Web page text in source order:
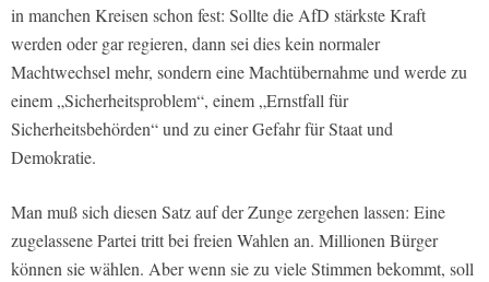
in manchen Kreisen schon fest: Sollte die AfD stärkste Kraft
werden oder gar regieren, dann sei dies kein normaler
Machtwechsel mehr, sondern eine Machtübernahme und werde zu
einem „Sicherheitsproblem“, einem „Ernstfall für
Sicherheitsbehörden“ und zu einer Gefahr für Staat und
Demokratie.
Man muß sich diesen Satz auf der Zunge zergehen lassen: Eine
zugelassene Partei tritt bei freien Wahlen an. Millionen Bürger
können sie wählen. Aber wenn sie zu viele Stimmen bekommt, soll